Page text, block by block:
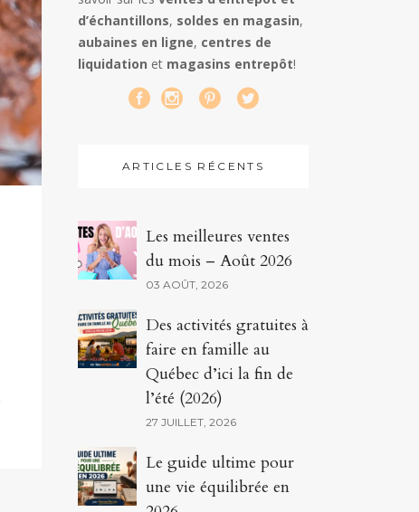
d’échantillons, soldes en magasin,
aubaines en ligne, centres de
liquidation et magasins entrepôt!
ARTICLES RÉCENTS
Les meilleures ventes
du mois – Août 2026
03 AOÛT, 2026
Des activités gratuites à
faire en famille au
Québec d’ici la fin de
l’été (2026)
27 JUILLET, 2026
Le guide ultime pour
une vie équilibrée en